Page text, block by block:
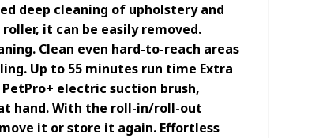
deep cleaning of upholstery and
it can be easily removed.
Clean even hard-to-reach areas
Up to 55 minutes run time Extra
electric suction brush,
hand. With the roll-in/roll-out
it or store it again. Effortless